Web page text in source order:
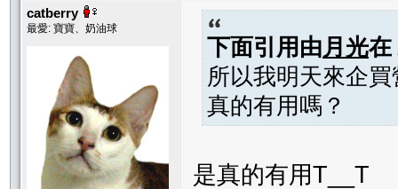
catberry
最愛: 寶寶、奶油球
下面引用由月光在
所以我明天來企
真的有用嗎？
是真的有用T__T